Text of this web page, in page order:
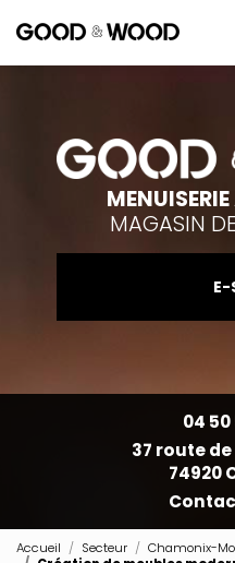
au
principal
MAGASIN
04 50
37 route
74920
Accueil Secteur
Chamonix-